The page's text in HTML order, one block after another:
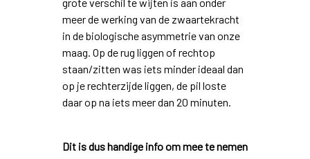
grote verschil te wijten is aan onder
meer de werking van de zwaartekracht
in de biologische asymmetrie van onze
maag. Op de rug liggen of rechtop
staan/zitten was iets minder ideaal dan
op je rechterzijde liggen, de pil loste
daar op na iets meer dan 20 minuten.
Dit is dus handige info om mee te nemen